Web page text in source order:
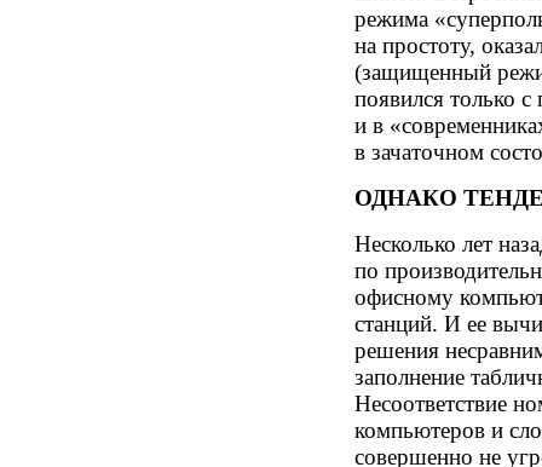
режима
на простоту,
(защищенный
появился только
и в
в зачаточном
ОДНАКО
Несколько лет
по
офисному
станций. И ее
решения
заполнение
Несоответствие
компьютеров и
совершенно не